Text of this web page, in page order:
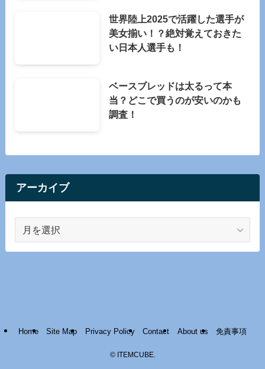
世界陸上2025で活躍した選手が
美女揃い！？絶対覚えておきた
い日本人選手も！
ベースブレッドは太るって本
当？どこで買うのが安いのかも
調査！
アーカイブ
カ
Home Site Map Privacy Policy Contact About us 免責事項
©ITEMCUBE.